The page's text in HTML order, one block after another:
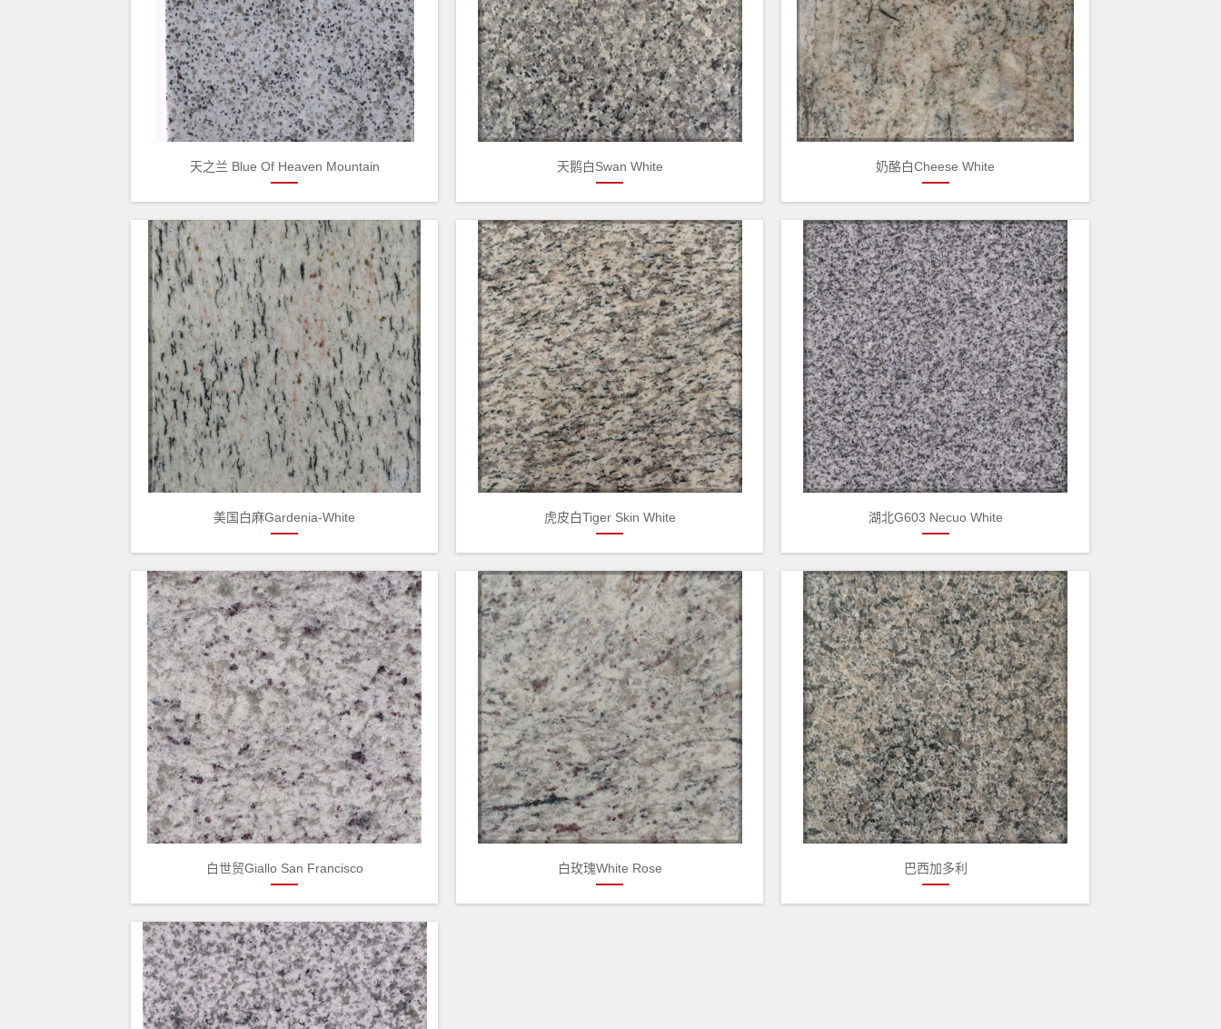
天之兰 Blue Of Heaven Mountain 天鹅白Swan White 奶酪白Cheese White
美国白麻Gardenia-White 虎皮白Tiger Skin White 湖北G603 Necuo White
白世贸Giallo San Francisco 白玫瑰White Rose 巴西加多利